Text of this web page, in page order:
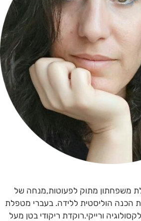
משפחתון מתוק לפעוטות,מנחה של
הכנה הוליסטית ללידה. בעברי מטפלת
ורייקי.רוקדת ריקודי בטן מעל